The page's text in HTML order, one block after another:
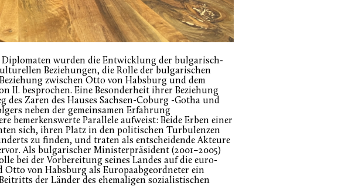
Diplomaten wurden die Entwicklung der bulgarisch-
Beziehungen, die Rolle der bulgarischen
zwischen Otto von Habsburg und dem
II. besprochen. Eine Besonderheit ihrer Beziehung
des Zaren des Hauses Sachsen-Coburg -Gotha und
neben der gemeinsamen Erfahrung
bemerkenswerte Parallele aufweist: Beide Erben einer
sich, ihren Platz in den politischen Turbulenzen
zu finden, und traten als entscheidende Akteure
Als bulgarischer Ministerpräsident (2001–2005)
bei der Vorbereitung seines Landes auf die euro-
von Habsburg als Europaabgeordneter ein
der Länder des ehemaligen sozialistischen